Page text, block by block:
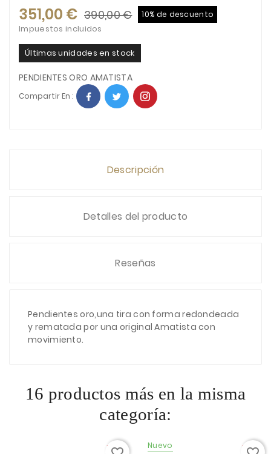
351,00 € 390,00 € 10% de descuento
Impuestos incluidos
Últimas unidades en stock
PENDIENTES ORO AMATISTA
Compartir En :
Descripción
Detalles del producto
Reseñas
Pendientes oro,una tira con forma redondeada
y rematada por una original Amatista con
movimiento.
16 productos más en la misma
categoría:
-10% Nuevo -10%